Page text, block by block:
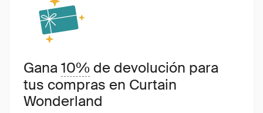
Gana10% de devolución para
tus compras en Curtain
Wonderland